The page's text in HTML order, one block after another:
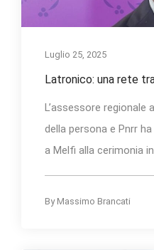
Luglio 25, 2025
Latronico: una rete
L’assessore regionale
della persona e Pnrr
a Melfi alla cerimonia
By Massimo Brancati